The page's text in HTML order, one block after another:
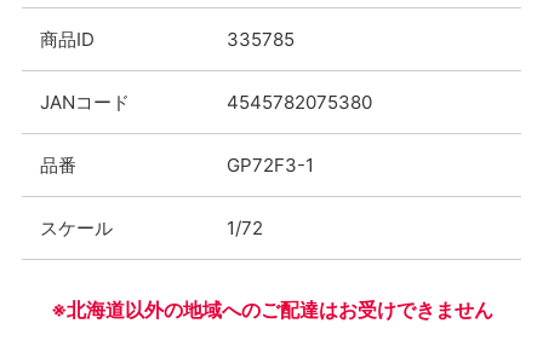
商品ID 335785
JANコード 4545782075380
品番 GP72F3-1
スケール 1/72
※北海道以外の地域へのご配達はお受けできません